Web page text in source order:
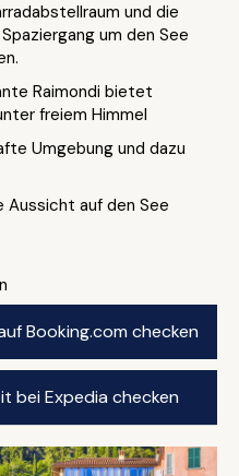
und die
um den See
Raimondi bietet
freiem Himmel
Umgebung und dazu
auf den See
Booking.com checken
bei Expedia checken